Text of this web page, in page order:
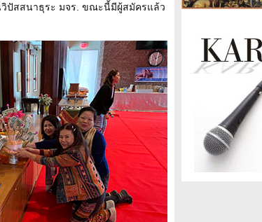
ปัสสนาธุระ มจร. ขณะนี้มีผู้สมัครแล้ว